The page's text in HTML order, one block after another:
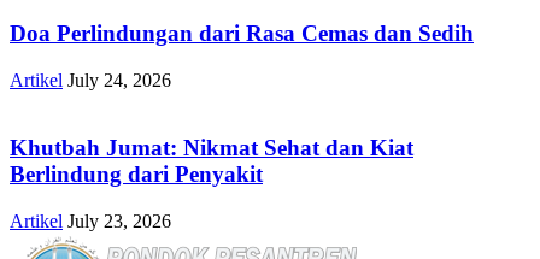
Doa Perlindungan dari Rasa Cemas dan Sedih
Artikel July 24, 2026
Khutbah Jumat: Nikmat Sehat dan Kiat
Berlindung dari Penyakit
Artikel July 23, 2026